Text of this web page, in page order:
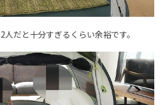
だと十分すぎるくらい余裕です。